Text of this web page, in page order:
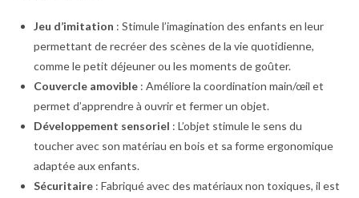
Jeu d’imitation : Stimule l’imagination des enfants en leur
permettant de recréer des scènes de la vie quotidienne,
comme le petit déjeuner ou les moments de goûter.
Couvercle amovible : Améliore la coordination main/œil et
permet d’apprendre à ouvrir et fermer un objet.
Développement sensoriel : L’objet stimule le sens du
toucher avec son matériau en bois et sa forme ergonomique
adaptée aux enfants.
Sécuritaire : Fabriqué avec des matériaux non toxiques, il est